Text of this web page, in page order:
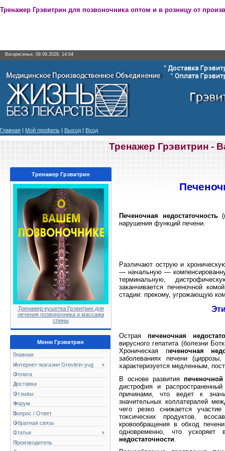
Тренажер Грэвитрин для позвоночника оптом и в розницу от
Воскресенье, 09.08.2026, 14:04
Главная | Мой профиль | Выход | Вход
Тренажер Грэвитрин -
Тренажер Грэвитрин
Тренажер-кушетка Грэвитрин для
лечения позвоночника и массажа
спины
Меню Грэвитрин
Главная
Интернет-магазин Grevitrin-yug
Оплата
Доставка
Отзывы
Форум
Вопрос / Ответ
Обратная связь
Статьи
Производитель
Печеночная недостаточность
нарушения функций печени.
Различают острую и
— начальную —
терминальную,
заканчива­ется печеночной
стадии: прекому, угрожающую
Острая печеночная
вирусного гепатита (болезни
Хроническая печеночная
заболеваниях печени
характеризуется мед­ленным,
В основе развития
дистрофия и
причинами, что ведет к
значительных коллатералей
чего резко снижается
токсических продуктов,
кровообращения в обход
одновременно, что ускоряет
недостаточности